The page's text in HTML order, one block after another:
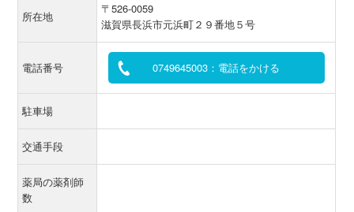
所在地
〒526-0059
滋賀県長浜市元浜町２９番地５号
電話番号 0749645003：電話をかける
駐車場
交通手段
薬局の薬剤師
数